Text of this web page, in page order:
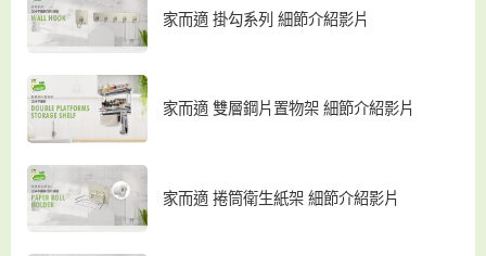
家而適 掛勾系列 細節介紹影片
家而適 雙層鋼片置物架 細節介紹影片
家而適 捲筒衛生紙架 細節介紹影片